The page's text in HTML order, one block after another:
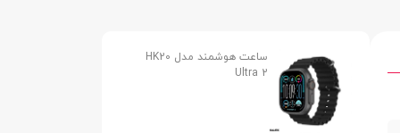
ساعت هوشمند مدل HK20
Ultra 2